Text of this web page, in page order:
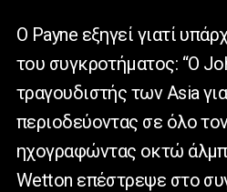
Ο Payne εξηγεί γιατί
του συγκροτήματος: “Ο
τραγουδιστής των Asia
περιοδεύοντας σε όλο
ηχογραφώντας οκτώ
Wetton επέστρεψε στο